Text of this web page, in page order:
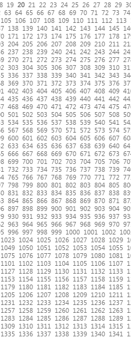
19 20 21 22 23 24 25 26 27 28 29
63 64 65 66 67 68 69 70 71 72 73 74
105 106 107 108 109 110 111 112 113
138 139 140 141 142 143 144 145
171 172 173 174 175 176 177 178
204 205 206 207 208 209 210 211
237 238 239 240 241 242 243 244
270 271 272 273 274 275 276 277
303 304 305 306 307 308 309 310
336 337 338 339 340 341 342 343
369 370 371 372 373 374 375 376
402 403 404 405 406 407 408 409
435 436 437 438 439 440 441 442
468 469 470 471 472 473 474 475
501 502 503 504 505 506 507 508
534 535 536 537 538 539 540 541
567 568 569 570 571 572 573 574
600 601 602 603 604 605 606 607
633 634 635 636 637 638 639 640
666 667 668 669 670 671 672 673
699 700 701 702 703 704 705 706
732 733 734 735 736 737 738 739
765 766 767 768 769 770 771 772
798 799 800 801 802 803 804 805
831 832 833 834 835 836 837 838
864 865 866 867 868 869 870 871
897 898 899 900 901 902 903 904
930 931 932 933 934 935 936 937
963 964 965 966 967 968 969 970
996 997 998 999 1000 1001 1002
1023 1024 1025 1026 1027 1028 1029
1049 1050 1051 1052 1053 1054 1055
1075 1076 1077 1078 1079 1080 1081
1101 1102 1103 1104 1105 1106 1107
1127 1128 1129 1130 1131 1132 1133
1153 1154 1155 1156 1157 1158 1159
1179 1180 1181 1182 1183 1184 1185
1205 1206 1207 1208 1209 1210 1211
1231 1232 1233 1234 1235 1236 1237
1257 1258 1259 1260 1261 1262 1263
1283 1284 1285 1286 1287 1288 1289
1309 1310 1311 1312 1313 1314 1315
1335 1336 1337 1338 1339 1340 1341